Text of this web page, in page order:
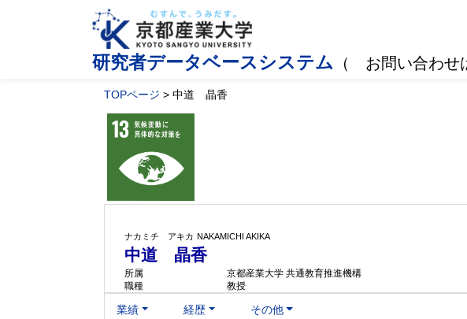
研究者データベースシステム （ お問い合わせ
TOPページ > 中道 晶香
ナカミチ アキカ NAKAMICHI AKIKA
中道 晶香
所属
京都産業大学 共通教育推進機構
職種
教授
業績 経歴 その他